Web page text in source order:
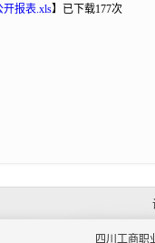
开报表.xls】 已下载177次
四川工商职